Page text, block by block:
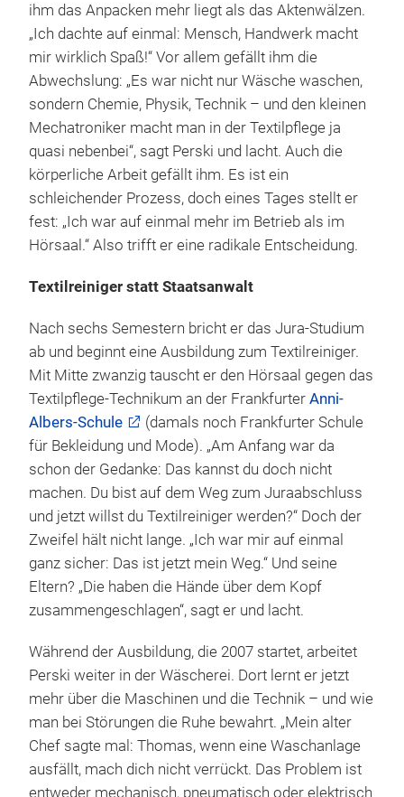
ihm das Anpacken mehr liegt als das Aktenwälzen.
„Ich dachte auf einmal: Mensch, Handwerk macht
mir wirklich Spaß!“ Vor allem gefällt ihm die
Abwechslung: „Es war nicht nur Wäsche waschen,
sondern Chemie, Physik, Technik – und den kleinen
Mechatroniker macht man in der Textilpflege ja
quasi nebenbei“, sagt Perski und lacht. Auch die
körperliche Arbeit gefällt ihm. Es ist ein
schleichender Prozess, doch eines Tages stellt er
fest: „Ich war auf einmal mehr im Betrieb als im
Hörsaal.“ Also trifft er eine radikale Entscheidung.
Textilreiniger statt Staatsanwalt
Nach sechs Semestern bricht er das Jura-Studium
ab und beginnt eine Ausbildung zum Textilreiniger.
Mit Mitte zwanzig tauscht er den Hörsaal gegen das
Textilpflege-Technikum an der Frankfurter Anni-
Albers-Schule
(damals noch Frankfurter Schule
für Bekleidung und Mode). „Am Anfang war da
schon der Gedanke: Das kannst du doch nicht
machen. Du bist auf dem Weg zum Juraabschluss
und jetzt willst du Textilreiniger werden?“ Doch der
Zweifel hält nicht lange. „Ich war mir auf einmal
ganz sicher: Das ist jetzt mein Weg.“ Und seine
Eltern? „Die haben die Hände über dem Kopf
zusammengeschlagen“, sagt er und lacht.
Während der Ausbildung, die 2007 startet, arbeitet
Perski weiter in der Wäscherei. Dort lernt er jetzt
mehr über die Maschinen und die Technik – und wie
man bei Störungen die Ruhe bewahrt. „Mein alter
Chef sagte mal: Thomas, wenn eine Waschanlage
ausfällt, mach dich nicht verrückt. Das Problem ist
entweder mechanisch, pneumatisch oder elektrisch